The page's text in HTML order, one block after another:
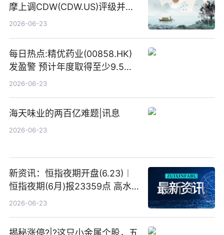
摩上调CDW(CDW.US)评级并看
高IBM(IBM.US)戴尔(DELL.US)
2026-06-23
每日热点:精优药业(00858.HK)
发盈警 预计年度取得至少9.5亿
港元的亏损 同比盈转亏
2026-06-23
海天味业的两百亿难题|讯息
2026-06-23
新资讯：恒指夜期开盘(6.23)︱
恒指夜期(6月)报23359点 高水
23点
2026-06-23
揭秘涨停?|?这只小金属个股，五